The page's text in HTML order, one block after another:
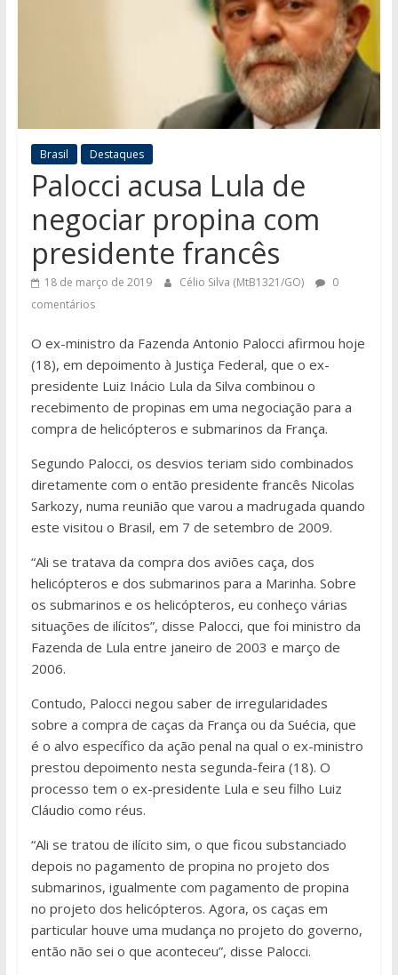
Brasil Destaques
Palocci acusa Lula de
negociar propina com
presidente francês
18 de março de 2019 Célio Silva (MtB1321/GO)
0
comentários
O ex-ministro da Fazenda Antonio Palocci afirmou hoje
(18), em depoimento à Justiça Federal, que o ex-
presidente Luiz Inácio Lula da Silva combinou o
recebimento de propinas em uma negociação para a
compra de helicópteros e submarinos da França.
Segundo Palocci, os desvios teriam sido combinados
diretamente com o então presidente francês Nicolas
Sarkozy, numa reunião que varou a madrugada quando
este visitou o Brasil, em 7 de setembro de 2009.
“Ali se tratava da compra dos aviões caça, dos
helicópteros e dos submarinos para a Marinha. Sobre
os submarinos e os helicópteros, eu conheço várias
situações de ilícitos”, disse Palocci, que foi ministro da
Fazenda de Lula entre janeiro de 2003 e março de
2006.
Contudo, Palocci negou saber de irregularidades
sobre a compra de caças da França ou da Suécia, que
é o alvo específico da ação penal na qual o ex-ministro
prestou depoimento nesta segunda-feira (18). O
processo tem o ex-presidente Lula e seu filho Luiz
Cláudio como réus.
“Ali se tratou de ilícito sim, o que ficou substanciado
depois no pagamento de propina no projeto dos
submarinos, igualmente com pagamento de propina
no projeto dos helicópteros. Agora, os caças em
particular houve uma mudança no projeto do governo,
então não sei o que aconteceu”, disse Palocci.